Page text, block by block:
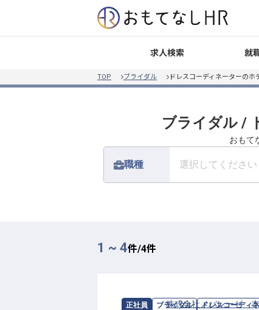
求人検索 就
TOP ブライダル ドレスコーディネーターの
ブライダル /
おもて
職種 選択してください
1 ~ 4件/4件
正社員 ブライダル ドレスコーディ
求人情報：株式会社ノバレーゼ